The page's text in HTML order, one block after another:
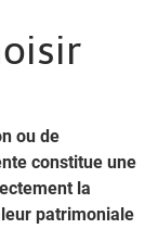
ou de
constitue une
la
patrimoniale